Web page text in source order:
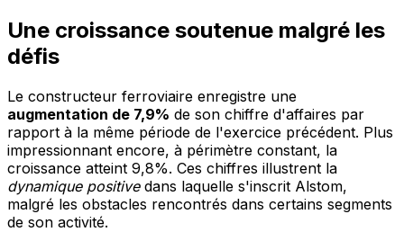
Une croissance soutenue malgré les
défis
Le constructeur ferroviaire enregistre une
augmentation de 7,9% de son chiffre d'affaires par
rapport à la même période de l'exercice précédent. Plus
impressionnant encore, à périmètre constant, la
croissance atteint 9,8%. Ces chiffres illustrent la
dynamique positivedans laquelle s'inscrit Alstom,
malgré les obstacles rencontrés dans certains segments
de son activité.